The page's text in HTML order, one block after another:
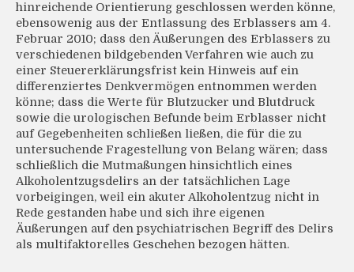
hinreichende Orientierung geschlossen werden könne,
ebensowenig aus der Entlassung des Erblassers am 4.
Februar 2010; dass den Äußerungen des Erblassers zu
verschiedenen bildgebenden Verfahren wie auch zu
einer Steuererklärungsfrist kein Hinweis auf ein
differenziertes Denkvermögen entnommen werden
könne; dass die Werte für Blutzucker und Blutdruck
sowie die urologischen Befunde beim Erblasser nicht
auf Gegebenheiten schließen ließen, die für die zu
untersuchende Fragestellung von Belang wären; dass
schließlich die Mutmaßungen hinsichtlich eines
Alkoholentzugsdelirs an der tatsächlichen Lage
vorbeigingen, weil ein akuter Alkoholentzug nicht in
Rede gestanden habe und sich ihre eigenen
Äußerungen auf den psychiatrischen Begriff des Delirs
als multifaktorelles Geschehen bezogen hätten.